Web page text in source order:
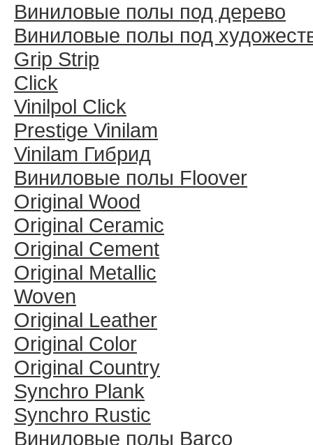
Виниловые полы под дерево
Виниловые полы под
Grip Strip
Click
Vinilpol Click
Prestige Vinilam
Vinilam Гибрид
Виниловые полы Floover
Original Wood
Original Ceramic
Original Cement
Original Metallic
Woven
Original Leather
Original Color
Original Country
Synchro Plank
Synchro Rustic
Виниловые полы Barco